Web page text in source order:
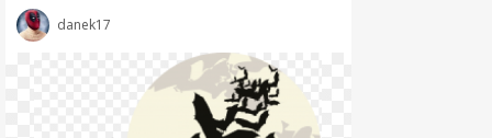
danek17